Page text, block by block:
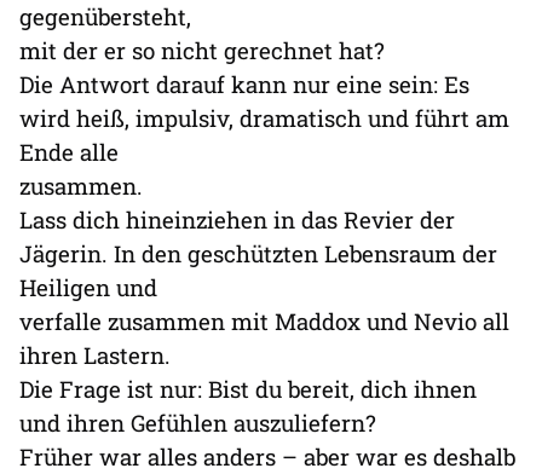
gegenübersteht,
mit der er so nicht gerechnet hat?
Die Antwort darauf kann nur eine sein: Es
wird heiß, impulsiv, dramatisch und führt am
Ende alle
zusammen.
Lass dich hineinziehen in das Revier der
Jägerin. In den geschützten Lebensraum der
Heiligen und
verfalle zusammen mit Maddox und Nevio all
ihren Lastern.
Die Frage ist nur: Bist du bereit, dich ihnen
und ihren Gefühlen auszuliefern?
Früher war alles anders – aber war es deshalb